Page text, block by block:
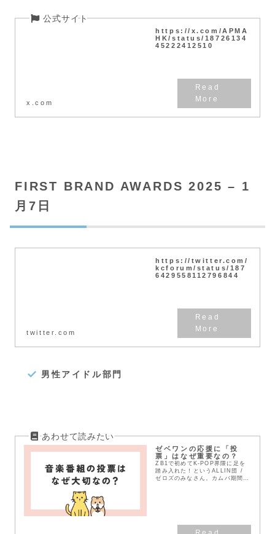
https://x.com/APMA
HK/status/18726134
45222412510
x.com
FIRST BRAND AWARDS 2025 – 1
月7日
https://twitter.com/
kcforum/status/187
6429558112796844
twitter.com
男性アイドル部門
ゼベワンの応援に「投
票」はなぜ重要なの？
ZB1で初めてK-POP界隈に足を
踏み入れた！というALLIN団 /
ゼロズのみなさん。カムバ期間